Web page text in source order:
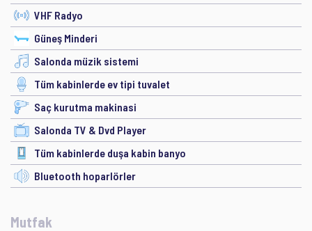
VHF Radyo
Güneş Minderi
Salonda müzik sistemi
Tüm kabinlerde ev tipi tuvalet
Saç kurutma makinasi
Salonda TV & Dvd Player
Tüm kabinlerde duşa kabin banyo
Bluetooth hoparlörler
Mutfak